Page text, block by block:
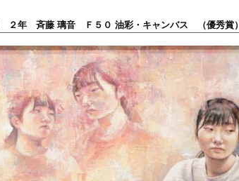
２年 斉藤 璃音 Ｆ５０ 油彩・キャンバス （優秀賞）